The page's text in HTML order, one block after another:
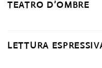
TEATRO D’OMBRE
LETTURA